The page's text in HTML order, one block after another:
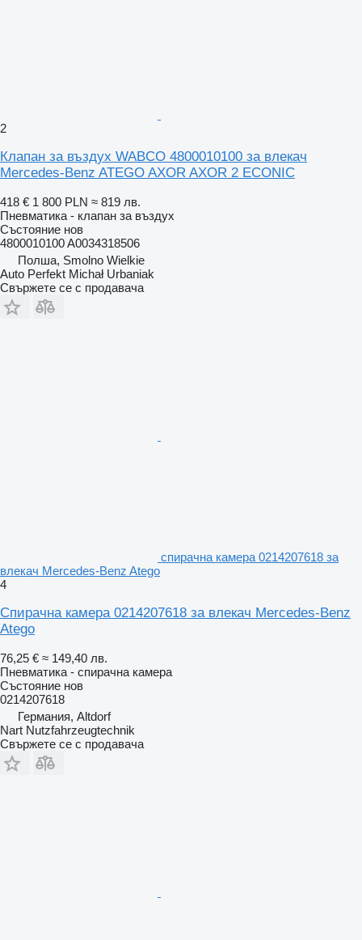
2
Клапан за въздух WABCO 4800010100 за влекач
Mercedes-Benz ATEGO AXOR AXOR 2 ECONIC
418 € 1 800 PLN ≈ 819 лв.
Пневматика - клапан за въздух
Състояние нов
4800010100 A0034318506
Полша, Smolno Wielkie
Auto Perfekt Michał Urbaniak
Свържете се с продавача
спирачна камера 0214207618 за
влекач Mercedes-Benz Atego
4
Спирачна камера 0214207618 за влекач Mercedes-Benz
Atego
76,25 € ≈ 149,40 лв.
Пневматика - спирачна камера
Състояние нов
0214207618
Германия, Altdorf
Nart Nutzfahrzeugtechnik
Свържете се с продавача